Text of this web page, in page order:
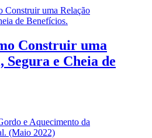
Construir uma
Segura e Cheia de